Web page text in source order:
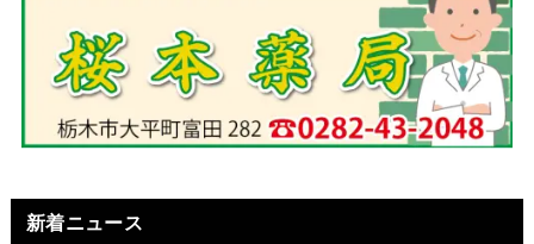
新着ニュース